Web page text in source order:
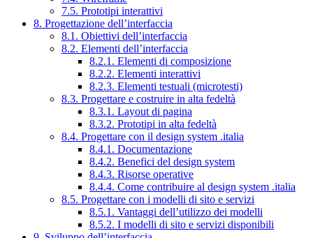
7.5. Prototipi interattivi
8. Progettazione dell’interfaccia
8.1. Obiettivi dell’interfaccia
8.2. Elementi dell’interfaccia
8.2.1. Elementi di composizione
8.2.2. Elementi interattivi
8.2.3. Elementi testuali (microtesti)
8.3. Progettare e costruire in alta fedeltà
8.3.1. Layout di pagina
8.3.2. Prototipi in alta fedeltà
8.4. Progettare con il design system .italia
8.4.1. Documentazione
8.4.2. Benefici del design system
8.4.3. Risorse operative
8.4.4. Come contribuire al design system .italia
8.5. Progettare con i modelli di sito e servizi
8.5.1. Vantaggi dell’utilizzo dei modelli
8.5.2. I modelli di sito e servizi disponibili